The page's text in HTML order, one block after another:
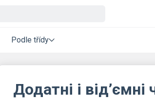
Podle třídy
Додатні і